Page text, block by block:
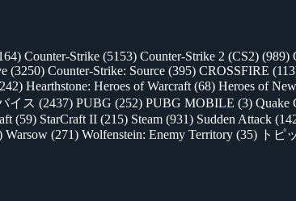
Counter-Strike (5153) Counter-Strike 2 (CS2) (989)
(3250) Counter-Strike: Source (395) CROSSFIRE
Hearthstone: Heroes of Warcraft (68) Heroes of
イス (2437) PUBG (252) PUBG MOBILE (3) Quake
(59) StarCraft II (215) Steam (931) Sudden Attack
Warsow (271) Wolfenstein: Enemy Territory (35) トピ